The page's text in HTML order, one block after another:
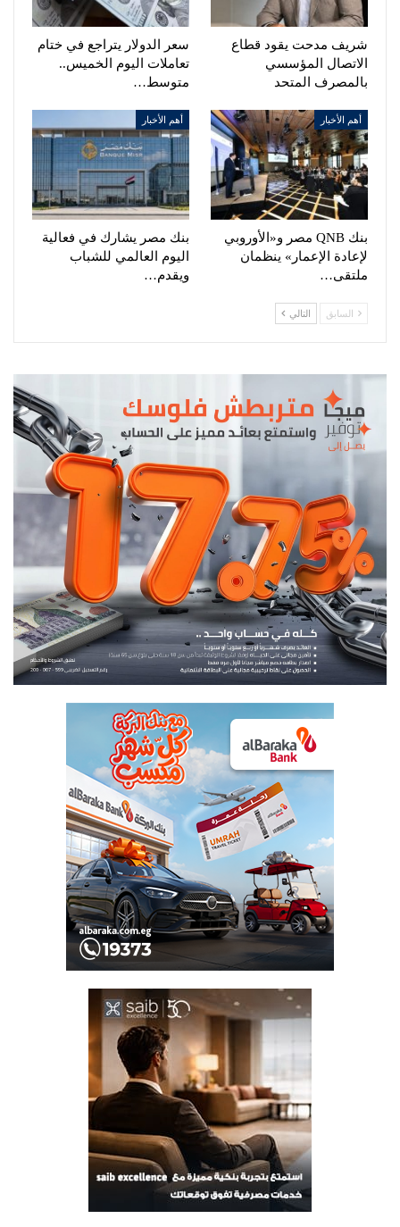
شريف مدحت يقود قطاع
الاتصال المؤسسي
بالمصرف المتحد
سعر الدولار يتراجع في ختام
تعاملات اليوم الخميس..
متوسط…
أهم الأخبار
بنك QNB مصر و«الأوروبي
لإعادة الإعمار» ينظمان
ملتقى…
أهم الأخبار
بنك مصر يشارك في فعالية
اليوم العالمي للشباب
ويقدم…
السابق التالي